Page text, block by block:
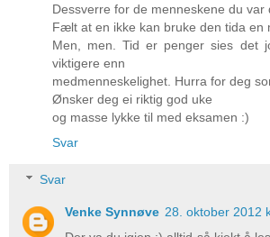
Dessverre for de menneskene du var
Fælt at en ikke kan bruke den tida en
Men, men. Tid er penger sies det
viktigere enn
medmenneskelighet. Hurra for deg
Ønsker deg ei riktig god uke
og masse lykke til med eksamen :)
Svar
Svar
Venke Synnøve 28. oktober 2012